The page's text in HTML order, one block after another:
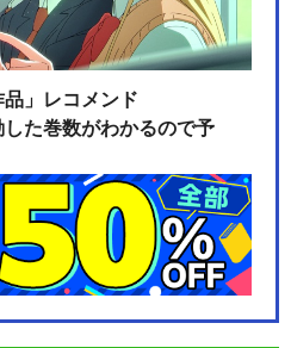
」レコメンド
た巻数がわかるので予